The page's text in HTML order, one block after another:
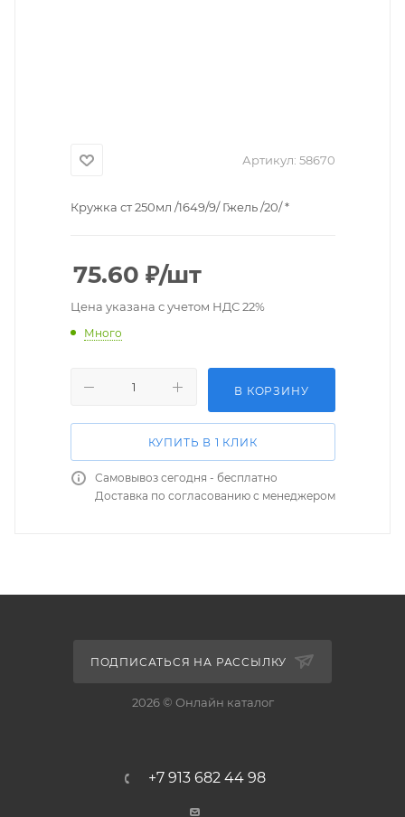
Артикул: 58670
Кружка ст 250мл /1649/9/ Гжель /20/ *
75.60 ₽/шт
Цена указана с учетом НДС 22%
Много
В КОРЗИНУ
КУПИТЬ В 1 КЛИК
Самовывоз сегодня - бесплатно
Доставка по согласованию с менеджером
ПОДПИСАТЬСЯ НА РАССЫЛКУ
2026 © Онлайн каталог
+7 913 682 44 98